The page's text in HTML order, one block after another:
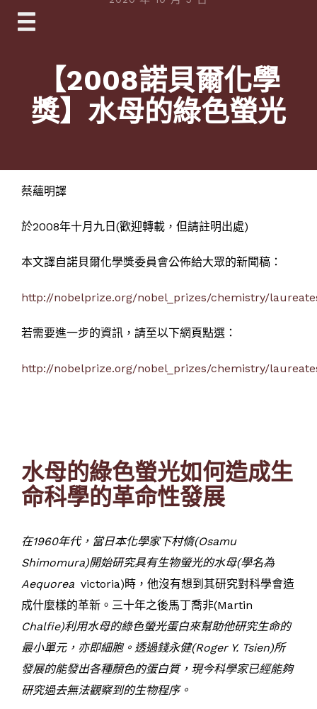
Skip
【2008諾貝爾化學
獎】水母的綠色螢光
蔡蘊明譯
於2008年十月九日(歡迎轉載，但請註明出處)
本文譯自諾貝爾化學獎委員會公佈給大眾的新聞稿：
http://nobelprize.org/nobel_prizes/chemistry/
若需要進一步的資訊，請至以下網頁點選：
http://nobelprize.org/nobel_prizes/chemistry/
水母的綠色螢光如何造成生
命科學的革命性發展
在1960年代，當日本化學家下村脩(Osamu
Shimomura)開始研究具有生物螢光的水母(學名為
Aequorea victoria)時，他沒有想到其研究對科學會造
成什麼樣的革新。三十年之後馬丁喬非(Martin
Chalfie)利用水母的綠色螢光蛋白來幫助他研究生命的
最小單元，亦即細胞。透過錢永健(Roger Y. Tsien)所
發展的能發出各種顏色的蛋白質，現今科學家已經能夠
研究過去無法觀察到的生物程序。